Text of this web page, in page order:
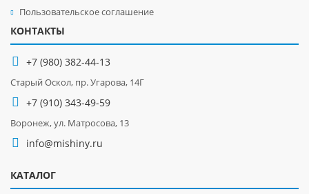
Пользовательское соглашение
КОНТАКТЫ
+7 (980) 382-44-13
Старый Оскол, пр. Угарова, 14Г
+7 (910) 343-49-59
Воронеж, ул. Матросова, 13
info@mishiny.ru
КАТАЛОГ